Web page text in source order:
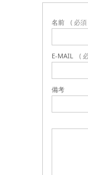
名前 ( 必須
E-MAIL (
備考